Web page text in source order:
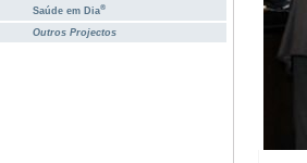
Saúde em Dia®
Outros Projectos